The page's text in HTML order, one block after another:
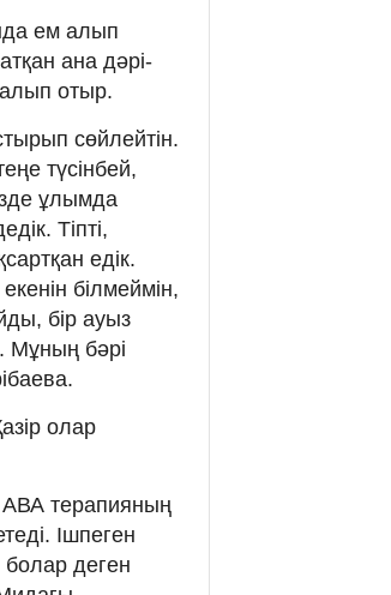
ем алып
ана дәрі-
отыр.
сөйлейтін.
түсінбей,
ұлымда
Тіпті,
едік.
білмеймін,
бір ауыз
Мұның бәрі
олар
терапияның
Ішпеген
болар деген